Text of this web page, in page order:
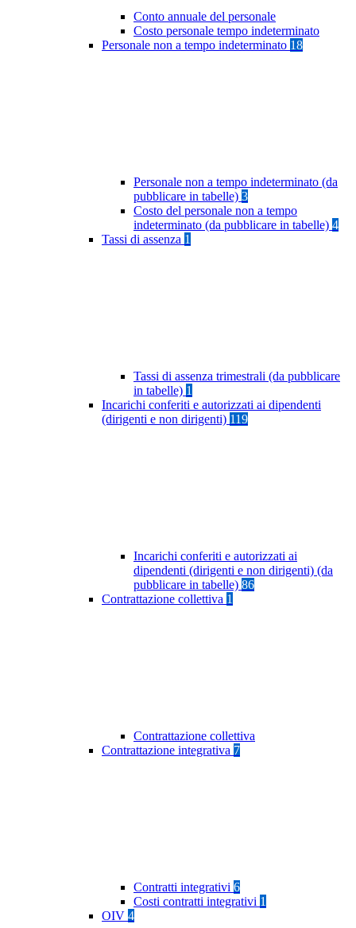
Conto annuale del personale
Costo personale tempo indeterminato
Personale non a tempo indeterminato 18
Personale non a tempo indeterminato (da
pubblicare in tabelle) 3
Costo del personale non a tempo
indeterminato (da pubblicare in tabelle) 4
Tassi di assenza 1
Tassi di assenza trimestrali (da pubblicare
in tabelle) 1
Incarichi conferiti e autorizzati ai dipendenti
(dirigenti e non dirigenti) 119
Incarichi conferiti e autorizzati ai
dipendenti (dirigenti e non dirigenti) (da
pubblicare in tabelle) 86
Contrattazione collettiva 1
Contrattazione collettiva
Contrattazione integrativa 7
Contratti integrativi 6
Costi contratti integrativi 1
OIV 4